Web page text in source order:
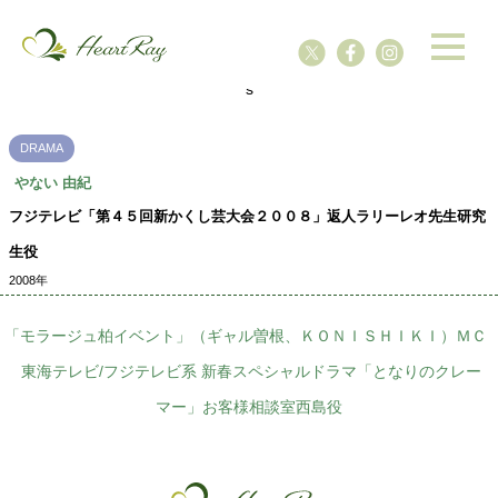
s
DRAMA
やない 由紀
フジテレビ「第４５回新かくし芸大会２００８」返人ラリーレオ先生研究
生役
2008年
「モラージュ柏イベント」（ギャル曽根、ＫＯＮＩＳＨＩＫＩ）ＭＣ
東海テレビ/フジテレビ系 新春スペシャルドラマ「となりのクレー
マー」お客様相談室西島役